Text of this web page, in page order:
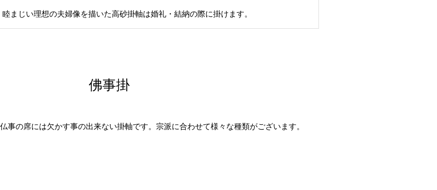
睦まじい理想の夫婦像を描いた高砂掛軸は婚礼・結納の際に掛けます。
佛事掛
事の席には欠かす事の出来ない掛軸です。宗派に合わせて様々な種類がございます。